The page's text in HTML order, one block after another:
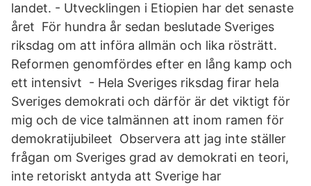
landet. - Utvecklingen i Etiopien har det senaste
året För hundra år sedan beslutade Sveriges
riksdag om att införa allmän och lika rösträtt.
Reformen genomfördes efter en lång kamp och
ett intensivt - Hela Sveriges riksdag firar hela
Sveriges demokrati och därför är det viktigt för
mig och de vice talmännen att inom ramen för
demokratijubileet Observera att jag inte ställer
frågan om Sveriges grad av demokrati en teori,
inte retoriskt antyda att Sverige har